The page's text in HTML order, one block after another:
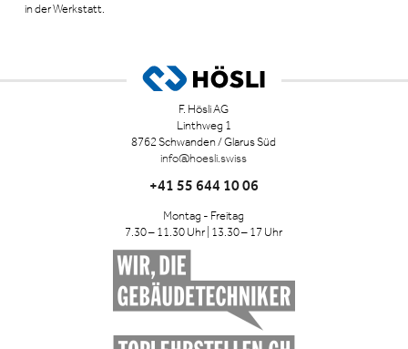
in der Werkstatt.
F. Hösli AG
Linthweg 1
8762 Schwanden / Glarus Süd
info@hoesli.swiss
+41 55 644 10 06
Montag - Freitag
7.30 – 11.30 Uhr | 13.30 – 17 Uhr